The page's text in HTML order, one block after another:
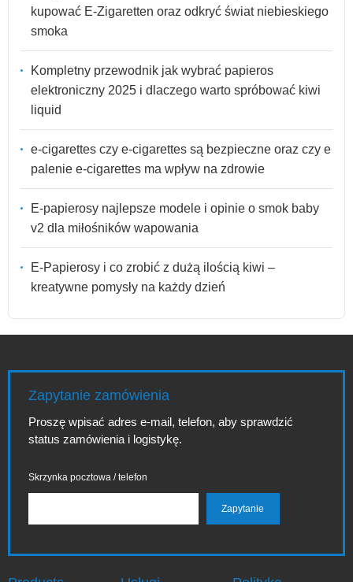
kupować E-Zigaretten oraz odkryć świat niebieskiego
smoka
Kompletny przewodnik jak wybrać papieros
elektroniczny 2025 i dlaczego warto spróbować kiwi
liquid
e-cigarettes czy e-cigarettes są bezpieczne oraz czy e
palenie e-cigarettes ma wpływ na zdrowie
E-papierosy najlepsze modele i opinie o smok baby
v2 dla miłośników wapowania
E-Papierosy i co zrobić z dużą ilością kiwi –
kreatywne pomysły na każdy dzień
Zapytanie zamówienia
Proszę wpisać adres e-mail, telefon, aby sprawdzić
status zamówienia i logistykę.
Skrzynka pocztowa / telefon